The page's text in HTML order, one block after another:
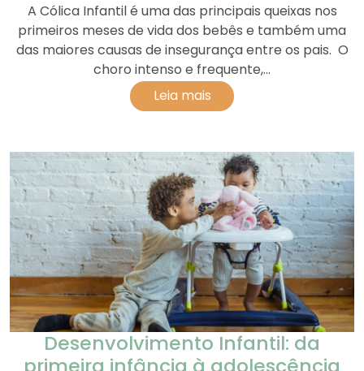
A Cólica Infantil é uma das principais queixas nos
primeiros meses de vida dos bebês e também uma
das maiores causas de insegurança entre os pais. O
choro intenso e frequente,...
Leia mais
Desenvolvimento Infantil: da
primeira infância à adolescência